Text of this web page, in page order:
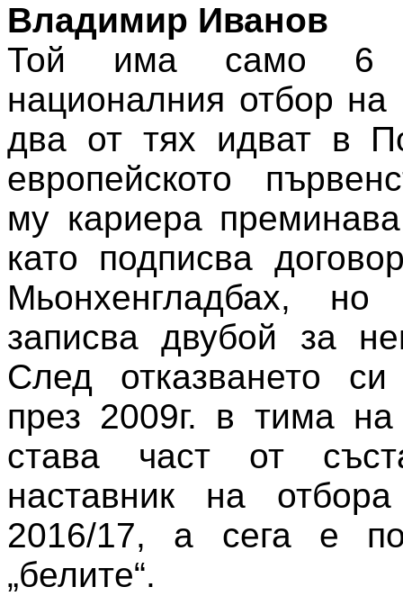
Владимир Иванов
Той има само 6
националния отбор на
два от тях идват в
европейското
му кариера
като подписва
Мьонхенгладбах,
записва двубой за
След отказването
през 2009г. в тима
става част от
наставник на
2016/17, а сега е
„белите“.